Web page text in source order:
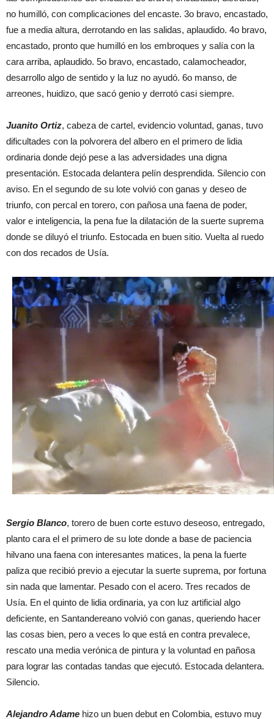
no humilló, con complicaciones del encaste. 3o bravo, encastado,
fue a media altura, derrotando en las salidas, aplaudido. 4o bravo,
encastado, pronto que humilló en los embroques y salía con la
cara arriba, aplaudido. 5o bravo, encastado, calamocheador,
desarrollo algo de sentido y la luz no ayudó. 6o manso, de
arreones, huidizo, que sacó genio y derrotó casi siempre.
Juanito Ortiz, cabeza de cartel, evidencio voluntad, ganas, tuvo
dificultades con la polvorera del albero en el primero de lidia
ordinaria donde dejó pese a las adversidades una digna
presentación. Estocada delantera pelín desprendida. Silencio con
aviso. En el segundo de su lote volvió con ganas y deseo de
triunfo, con percal en torero, con pañosa una faena de poder,
valor e inteligencia, la pena fue la dilatación de la suerte suprema
donde se diluyó el triunfo. Estocada en buen sitio. Vuelta al ruedo
con dos recados de Usía.
Sergio Blanco, torero de buen corte estuvo deseoso, entregado,
planto cara el el primero de su lote donde a base de paciencia
hilvano una faena con interesantes matices, la pena la fuerte
paliza que recibió previo a ejecutar la suerte suprema, por fortuna
sin nada que lamentar. Pesado con el acero. Tres recados de
Usía. En el quinto de lidia ordinaria, ya con luz artificial algo
deficiente, en Santandereano volvió con ganas, queriendo hacer
las cosas bien, pero a veces lo que está en contra prevalece,
rescato una media verónica de pintura y la voluntad en pañosa
para lograr las contadas tandas que ejecutó. Estocada delantera.
Silencio.
Alejandro Adame hizo un buen debut en Colombia, estuvo muy